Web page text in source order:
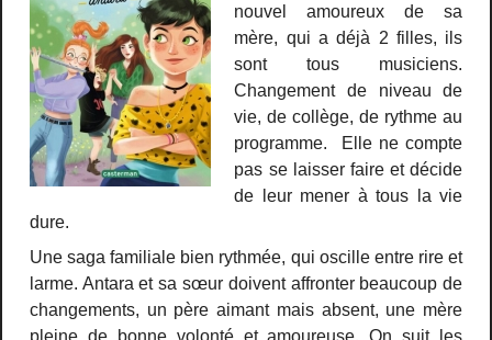
nouvel amoureux de sa
mère, qui a déjà 2 filles, ils
sont tous musiciens.
Changement de niveau de
vie, de collège, de rythme au
programme. Elle ne compte
pas se laisser faire et décide
de leur mener à tous la vie
dure.
Une saga familiale bien rythmée, qui oscille entre rire et
larme. Antara et sa sœur doivent affronter beaucoup de
changements, un père aimant mais absent, une mère